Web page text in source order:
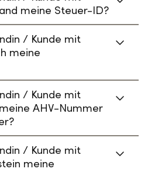
meine Steuer-ID?
/ Kunde mit
meine
/ Kunde mit
AHV-Nummer
/ Kunde mit
meine